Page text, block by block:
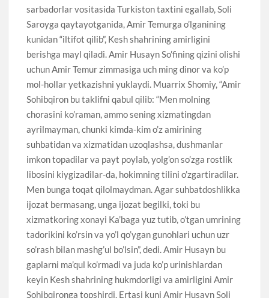
sarbadorlar vositasida Turkiston taxtini egallab, Soli
Saroyga qaytayotganida, Amir Temurga o’lganining
kunidan “iltifot qilib”, Kesh shahrining amirligini
berishga mayl qiladi. Amir Husayn So’fining qizini olishi
uchun Amir Temur zimmasiga uch ming dinor va ko’p
mol-hollar yetkazishni yuklaydi. Muarrix Shomiy, “Amir
Sohibqiron bu taklifni qabul qilib: “Men molning
chorasini ko’raman, ammo sening xizmatingdan
ayrilmayman, chunki kimda-kim o’z amirining
suhbatidan va xizmatidan uzoqlashsa, dushmanlar
imkon topadilar va payt poylab, yolg’on so’zga rostlik
libosini kiygizadilar-da, hokimning tilini o’zgartiradilar.
Men bunga toqat qilolmaydman. Agar suhbatdoshlikka
ijozat bermasang, unga ijozat begilki, toki bu
xizmatkoring xonayi Ka’baga yuz tutib, o’tgan umrining
tadorikini ko’rsin va yo’l qo’ygan gunohlari uchun uzr
so’rash bilan mashg’ul bo’lsin”, dedi. Amir Husayn bu
gaplarni ma’qul ko’rmadi va juda ko’p urinishlardan
keyin Kesh shahrining hukmdorligi va amirligini Amir
Sohibqironga topshirdi. Ertasi kuni Amir Husayn Soli